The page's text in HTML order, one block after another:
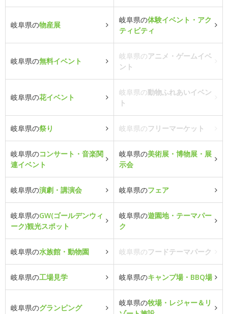
岐阜県の物産展
岐阜県の体験イベント・アク
ティビティ
岐阜県の無料イベント
岐阜県のアニメ・ゲームイベ
ント
岐阜県の花イベント
岐阜県の動物ふれあいイベン
ト
岐阜県の祭り 岐阜県のフリーマーケット
岐阜県のコンサート・音楽関
連イベント
岐阜県の美術展・博物展・展
示会
岐阜県の演劇・講演会 岐阜県のフェア
岐阜県のGW(ゴールデンウィ
ーク)観光スポット
岐阜県の遊園地・テーマパー
ク
岐阜県の水族館・動物園 岐阜県のフードテーマパーク
岐阜県の工場見学 岐阜県のキャンプ場・BBQ場
岐阜県のグランピング
岐阜県の牧場・レジャー＆リ